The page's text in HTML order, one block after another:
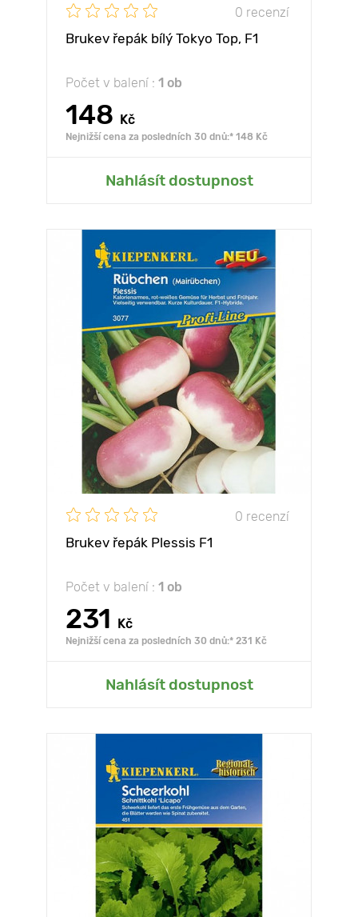
0 recenzí
Brukev řepák bílý Tokyo Top, F1
Počet v balení : 1 ob
148 Kč
Nejnižší cena za posledních 30 dnů:* 148 Kč
Nahlásít dostupnost
0 recenzí
Brukev řepák Plessis F1
Počet v balení : 1 ob
231 Kč
Nejnižší cena za posledních 30 dnů:* 231 Kč
Nahlásít dostupnost